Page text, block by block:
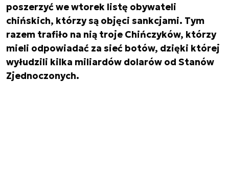
poszerzyć we wtorek listę obywateli
chińskich, którzy są objęci sankcjami. Tym
razem trafiło na nią troje Chińczyków, którzy
mieli odpowiadać za sieć botów, dzięki której
wyłudzili kilka miliardów dolarów od Stanów
Zjednoczonych.